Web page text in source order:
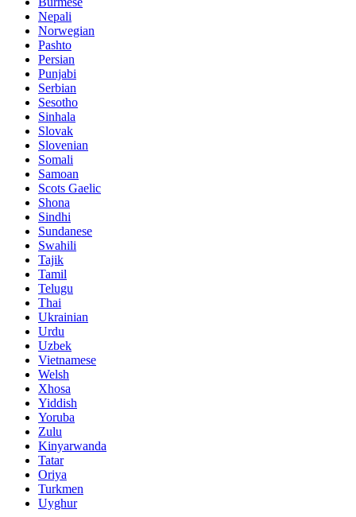
Nepali
Norwegian
Pashto
Persian
Punjabi
Serbian
Sesotho
Sinhala
Slovak
Slovenian
Somali
Samoan
Scots Gaelic
Shona
Sindhi
Sundanese
Swahili
Tajik
Tamil
Telugu
Thai
Ukrainian
Urdu
Uzbek
Vietnamese
Welsh
Xhosa
Yiddish
Yoruba
Zulu
Kinyarwanda
Tatar
Oriya
Turkmen
Uyghur